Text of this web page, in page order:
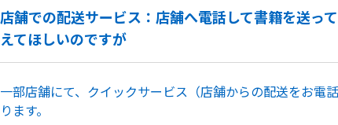
店舗での配送サービス：店舗へ電話して書籍を送っ
えてほしいのですが
一部店舗にて、クイックサービス（店舗からの配送をお電
ります。